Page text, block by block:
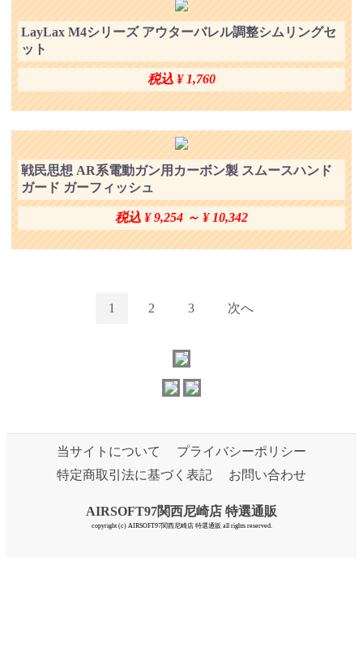
LayLax M4シリーズ アウターバレル調整シムリングセ
ット
税込 ¥ 1,760
戦民思想 AR系電動ガン用カーボン製 スムースハンド
ガード ガーフィッシュ
税込 ¥ 9,254 ～ ¥ 10,342
1 2 3 次へ
当サイトについて
プライバシーポリシー
特定商取引法に基づく表記
お問い合わせ
AIRSOFT97関西尼崎店 特選通販
copyright (c) AIRSOFT97関西尼崎店 特選通販 all rights reserved.